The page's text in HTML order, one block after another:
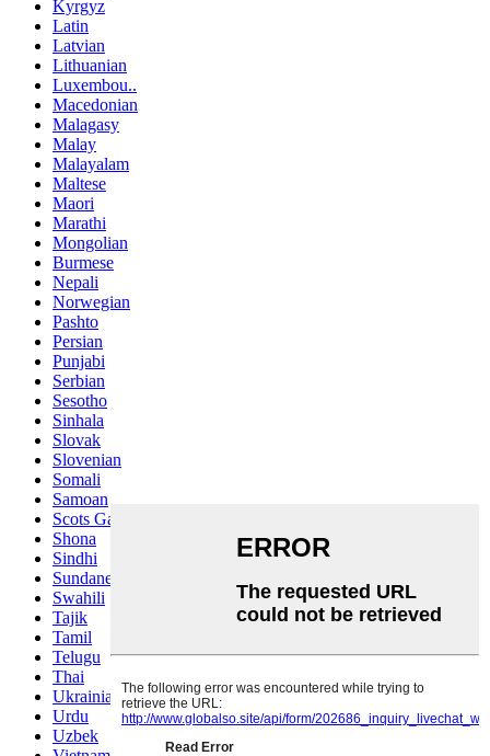
Kyrgyz
Latin
Latvian
Lithuanian
Luxembou..
Macedonian
Malagasy
Malay
Malayalam
Maltese
Maori
Marathi
Mongolian
Burmese
Nepali
Norwegian
Pashto
Persian
Punjabi
Serbian
Sesotho
Sinhala
Slovak
Slovenian
Somali
Samoan
Scots Gaelic
Shona
Sindhi
Sundanese
Swahili
Tajik
Tamil
Telugu
Thai
Ukrainian
Urdu
Uzbek